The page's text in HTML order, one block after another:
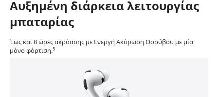
Αυξημένη διάρκεια λειτουργίας
μπαταρίας
Έως και 8 ώρες ακρόασης με Ενεργή Ακύρωση Θορύβου με μία
μόνο φόρτιση.5